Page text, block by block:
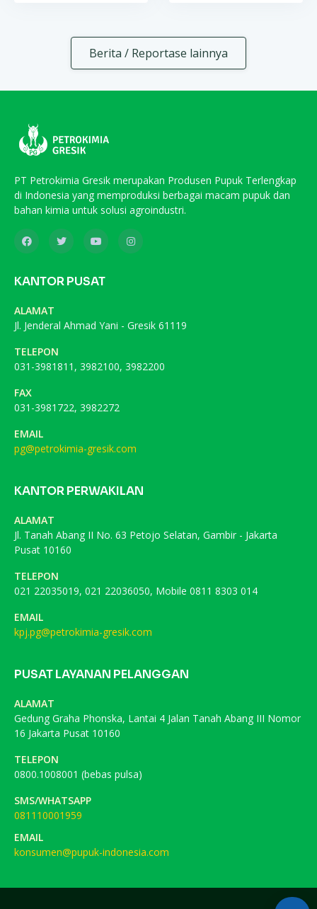
Berita / Reportase lainnya
PT Petrokimia Gresik merupakan Produsen Pupuk Terlengkap
di Indonesia yang memproduksi berbagai macam pupuk dan
bahan kimia untuk solusi agroindustri.
KANTOR PUSAT
ALAMAT
Jl. Jenderal Ahmad Yani - Gresik 61119
TELEPON
031-3981811, 3982100, 3982200
FAX
031-3981722, 3982272
EMAIL
pg@petrokimia-gresik.com
KANTOR PERWAKILAN
ALAMAT
Jl. Tanah Abang II No. 63 Petojo Selatan, Gambir - Jakarta
Pusat 10160
TELEPON
021 22035019, 021 22036050, Mobile 0811 8303 014
EMAIL
kpj.pg@petrokimia-gresik.com
PUSAT LAYANAN PELANGGAN
ALAMAT
Gedung Graha Phonska, Lantai 4 Jalan Tanah Abang III Nomor
16 Jakarta Pusat 10160
TELEPON
0800.1008001 (bebas pulsa)
SMS/WHATSAPP
081110001959
EMAIL
konsumen@pupuk-indonesia.com